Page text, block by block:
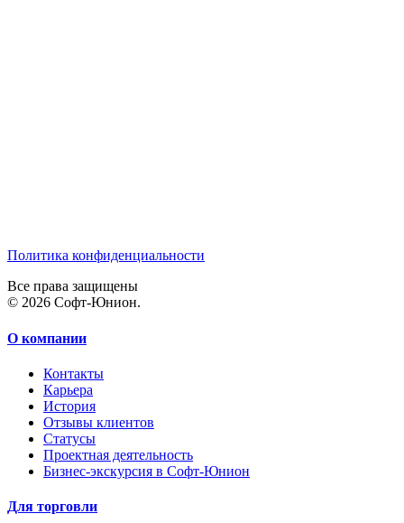
Политика конфиденциальности
Все права защищены
© 2026 Софт-Юнион.
О компании
Контакты
Карьера
История
Отзывы клиентов
Статусы
Проектная деятельность
Бизнес-экскурсия в Софт-Юнион
Для торговли